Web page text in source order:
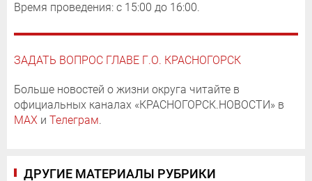
Время проведения: с 15:00 до 16:00.
ЗАДАТЬ ВОПРОС ГЛАВЕ Г.О. КРАСНОГОРСК
Больше новостей о жизни округа читайте в
официальных каналах «КРАСНОГОРСК.НОВОСТИ» в
MAX и Телеграм.
ДРУГИЕ МАТЕРИАЛЫ РУБРИКИ